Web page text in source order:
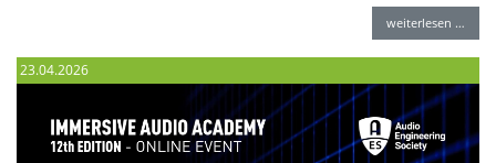
weiterlesen …
23.04.2026